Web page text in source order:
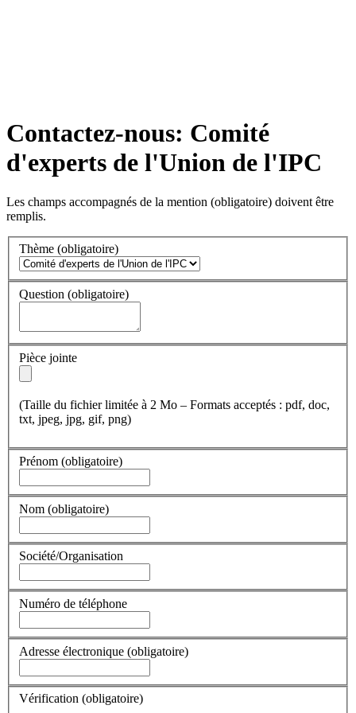
Contactez-nous: Comité
d'experts de l'Union de l'IPC
Les champs accompagnés de la mention (obligatoire) doivent être
remplis.
Thème (obligatoire)
Question (obligatoire)
Pièce jointe
(Taille du fichier limitée à 2 Mo – Formats acceptés : pdf, doc,
txt, jpeg, jpg, gif, png)
Prénom (obligatoire)
Nom (obligatoire)
Société/Organisation
Numéro de téléphone
Adresse électronique (obligatoire)
Vérification (obligatoire)